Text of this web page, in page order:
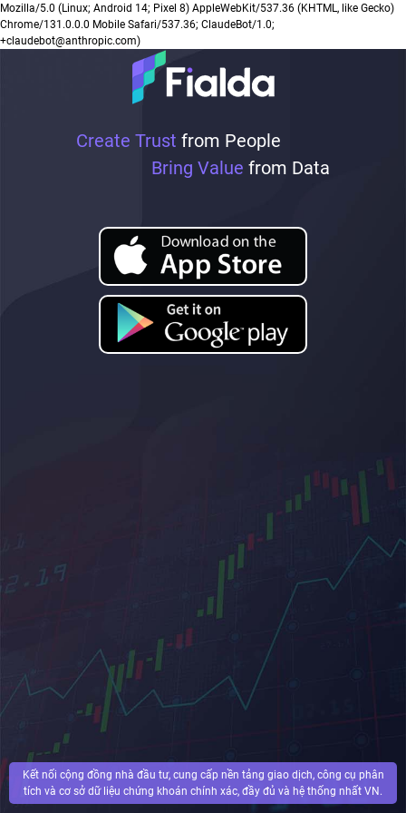
Create Trust from People
Bring Value from Data
Kết nối cộng đồng nhà đầu tư, cung cấp nền tảng giao dịch, công cụ phân
tích và cơ sở dữ liệu chứng khoán chính xác, đầy đủ và hệ thống nhất VN.
Mozilla/5.0 (Linux; Android 14; Pixel 8) AppleWebKit/537.36 (KHTML, like Gecko)
Chrome/131.0.0.0 Mobile Safari/537.36; ClaudeBot/1.0;
+claudebot@anthropic.com)